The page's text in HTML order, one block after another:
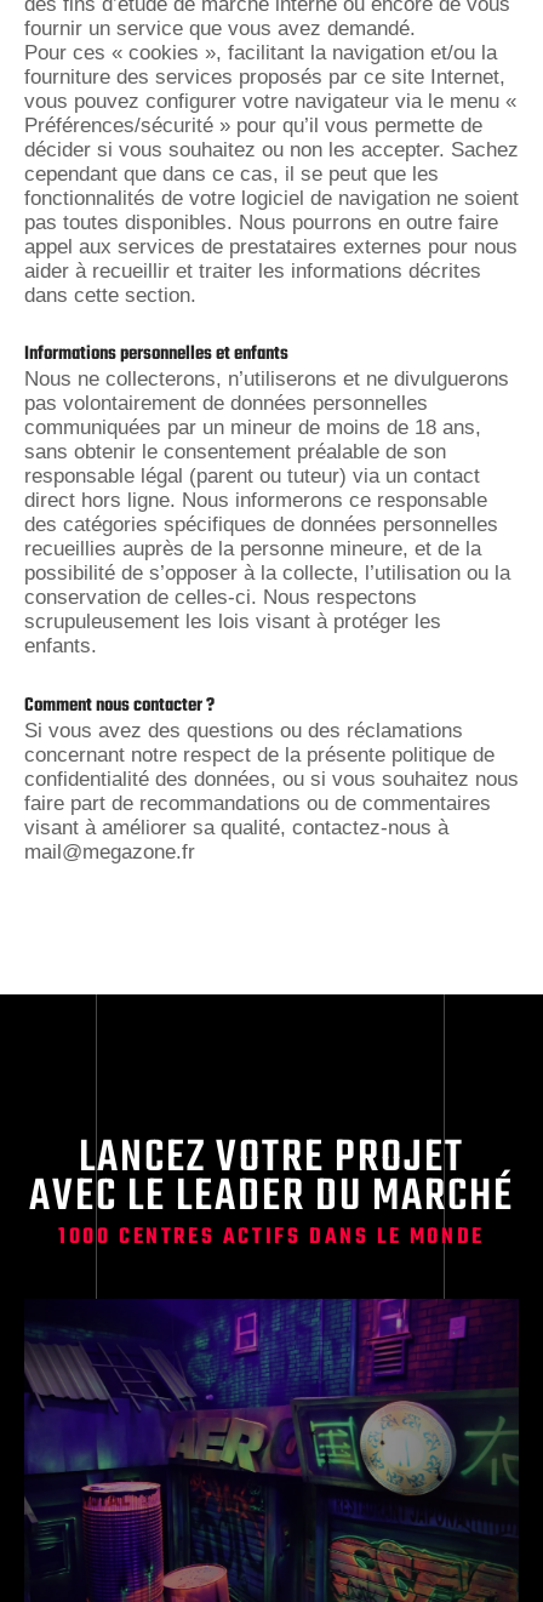
fournir un service que vous avez demandé.
Pour ces « cookies », facilitant la navigation et/ou la
fourniture des services proposés par ce site Internet,
vous pouvez configurer votre navigateur via le menu «
Préférences/sécurité » pour qu’il vous permette de
décider si vous souhaitez ou non les accepter. Sachez
cependant que dans ce cas, il se peut que les
fonctionnalités de votre logiciel de navigation ne soient
pas toutes disponibles. Nous pourrons en outre faire
appel aux services de prestataires externes pour nous
aider à recueillir et traiter les informations décrites
dans cette section.
Informations personnelles et enfants
Nous ne collecterons, n’utiliserons et ne divulguerons
pas volontairement de données personnelles
communiquées par un mineur de moins de 18 ans,
sans obtenir le consentement préalable de son
responsable légal (parent ou tuteur) via un contact
direct hors ligne. Nous informerons ce responsable
des catégories spécifiques de données personnelles
recueillies auprès de la personne mineure, et de la
possibilité de s’opposer à la collecte, l’utilisation ou la
conservation de celles-ci. Nous respectons
scrupuleusement les lois visant à protéger les
enfants.
Comment nous contacter ?
Si vous avez des questions ou des réclamations
concernant notre respect de la présente politique de
confidentialité des données, ou si vous souhaitez nous
faire part de recommandations ou de commentaires
visant à améliorer sa qualité, contactez-nous à
mail@megazone.fr
LANCEZ VOTRE PROJET
AVEC LE LEADER DU MARCHÉ
1000 CENTRES ACTIFS DANS LE MONDE